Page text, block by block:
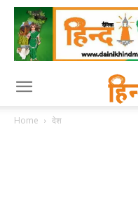
Home देश